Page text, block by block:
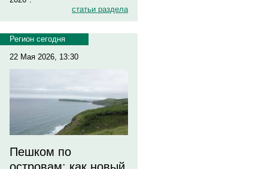
статьи раздела
Регион сегодня
22 Мая 2026, 13:30
Пешком по